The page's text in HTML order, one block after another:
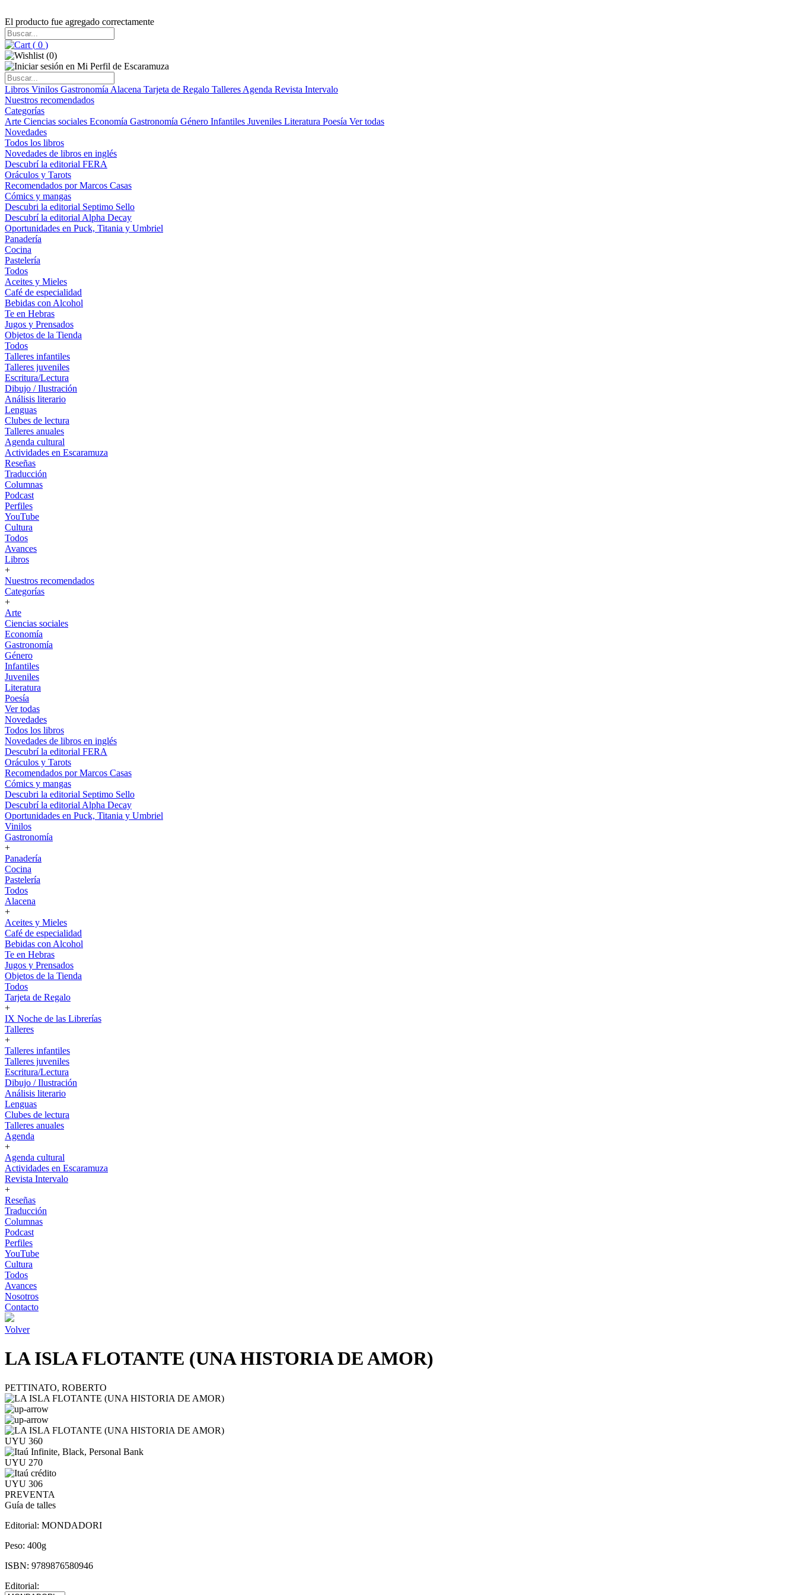
El producto fue agregado correctamente
( 0 )
(0)
Libros Vinilos Gastronomía Alacena Tarjeta de Regalo Talleres Agenda Revista Intervalo
Nuestros recomendados
Categorías
Arte Ciencias sociales Economía Gastronomía Género Infantiles Juveniles Literatura Poesía Ver todas
Novedades
Todos los libros
Novedades de libros en inglés
Descubrí la editorial FERA
Oráculos y Tarots
Recomendados por Marcos Casas
Cómics y mangas
Descubri la editorial Septimo Sello
Descubrí la editorial Alpha Decay
Oportunidades en Puck, Titania y Umbriel
Panadería
Cocina
Pastelería
Todos
Aceites y Mieles
Café de especialidad
Bebidas con Alcohol
Te en Hebras
Jugos y Prensados
Objetos de la Tienda
Todos
Talleres infantiles
Talleres juveniles
Escritura/Lectura
Dibujo / Ilustración
Análisis literario
Lenguas
Clubes de lectura
Talleres anuales
Agenda cultural
Actividades en Escaramuza
Reseñas
Traducción
Columnas
Podcast
Perfiles
YouTube
Cultura
Todos
Avances
Libros
+
Nuestros recomendados
Categorías
+
Arte
Ciencias sociales
Economía
Gastronomía
Género
Infantiles
Juveniles
Literatura
Poesía
Ver todas
Novedades
Todos los libros
Novedades de libros en inglés
Descubrí la editorial FERA
Oráculos y Tarots
Recomendados por Marcos Casas
Cómics y mangas
Descubri la editorial Septimo Sello
Descubrí la editorial Alpha Decay
Oportunidades en Puck, Titania y Umbriel
Vinilos
Gastronomía
+
Panadería
Cocina
Pastelería
Todos
Alacena
+
Aceites y Mieles
Café de especialidad
Bebidas con Alcohol
Te en Hebras
Jugos y Prensados
Objetos de la Tienda
Todos
Tarjeta de Regalo
+
IX Noche de las Librerías
Talleres
+
Talleres infantiles
Talleres juveniles
Escritura/Lectura
Dibujo / Ilustración
Análisis literario
Lenguas
Clubes de lectura
Talleres anuales
Agenda
+
Agenda cultural
Actividades en Escaramuza
Revista Intervalo
+
Reseñas
Traducción
Columnas
Podcast
Perfiles
YouTube
Cultura
Todos
Avances
Nosotros
Contacto
Volver
LA ISLA FLOTANTE (UNA HISTORIA DE AMOR)
PETTINATO, ROBERTO
UYU 360
UYU 270
UYU 306
PREVENTA
Guía de talles
Editorial: MONDADORI
Peso: 400g
ISBN: 9789876580946
Editorial: